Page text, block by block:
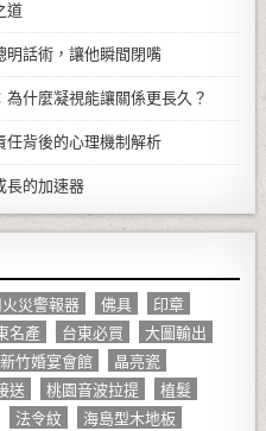
道
明話術，讓他瞬間閉嘴
什麼凝視能讓關係更長久？
任背後的心理機制解析
長的加速器
災警報器 佛具
印章
名產 台東必買
大圖輸出
新竹婚宴會館
晶亮瓷
送 桃園音波拉提
植髮
法令紋
海島型木地板